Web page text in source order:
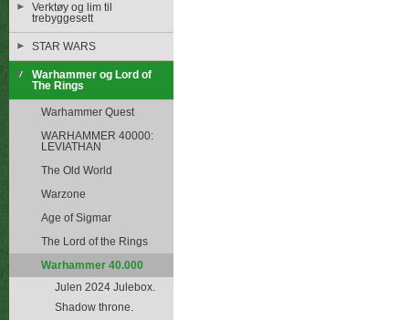
Verktøy og lim til
trebyggesett
STAR WARS
Warhammer og Lord of
The Rings
Warhammer Quest
WARHAMMER 40000:
LEVIATHAN
The Old World
Warzone
Age of Sigmar
The Lord of the Rings
Warhammer 40.000
Julen 2024 Julebox.
Shadow throne.